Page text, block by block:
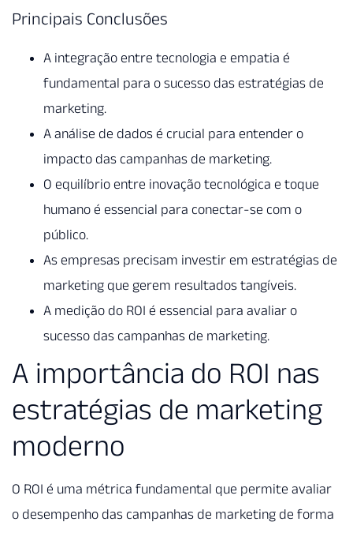
Principais Conclusões
A integração entre tecnologia e empatia é
fundamental para o sucesso das estratégias de
marketing.
A análise de dados é crucial para entender o
impacto das campanhas de marketing.
O equilíbrio entre inovação tecnológica e toque
humano é essencial para conectar-se com o
público.
As empresas precisam investir em estratégias de
marketing que gerem resultados tangíveis.
A medição do ROI é essencial para avaliar o
sucesso das campanhas de marketing.
A importância do ROI nas
estratégias de marketing
moderno
O ROI é uma métrica fundamental que permite avaliar
o desempenho das campanhas de marketing de forma